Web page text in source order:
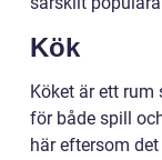
Kök
Köket är ett
för både spill
här eftersom